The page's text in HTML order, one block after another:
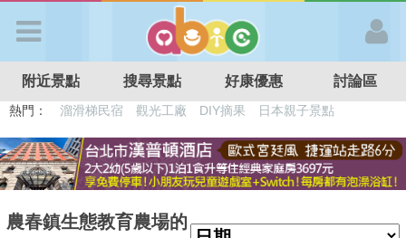
APP登入
首 頁
附近景點 搜尋景點 好康優惠 討論區
熱門： 溜滑梯民宿 觀光工廠 DIY摘果
日本親子景點
農春鎮生態教育農場的